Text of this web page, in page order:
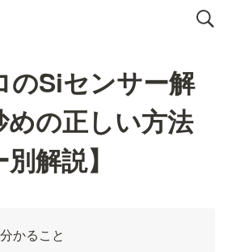
のSiセンサー解
めの正しい方法
解説】
かること